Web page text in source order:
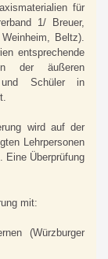
für
1/ Breuer,
Beltz).
entsprechende
der äußeren
und Schüler in
wird auf der
Lehrpersonen
Eine Überprüfung
mit:
(Würzburger